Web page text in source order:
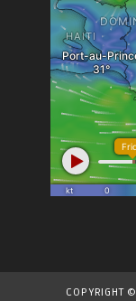
COPYRIGHT ©